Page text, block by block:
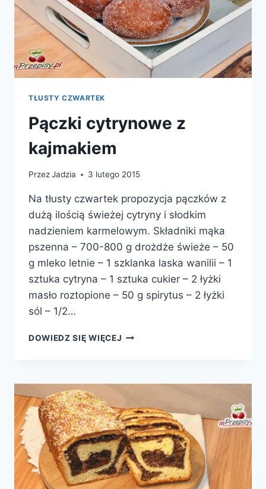
TŁUSTY CZWARTEK
Pączki cytrynowe z
kajmakiem
PrzezJadzia 3 lutego 2015
Na tłusty czwartek propozycja pączków z
dużą ilością świeżej cytryny i słodkim
nadzieniem karmelowym. Składniki mąka
pszenna – 700-800 g drożdże świeże – 50
g mleko letnie – 1 szklanka laska wanilii – 1
sztuka cytryna – 1 sztuka cukier – 2 łyżki
masło roztopione – 50 g spirytus – 2 łyżki
sól – 1/2…
DOWIEDZ SIĘ WIĘCEJ PĄCZKI